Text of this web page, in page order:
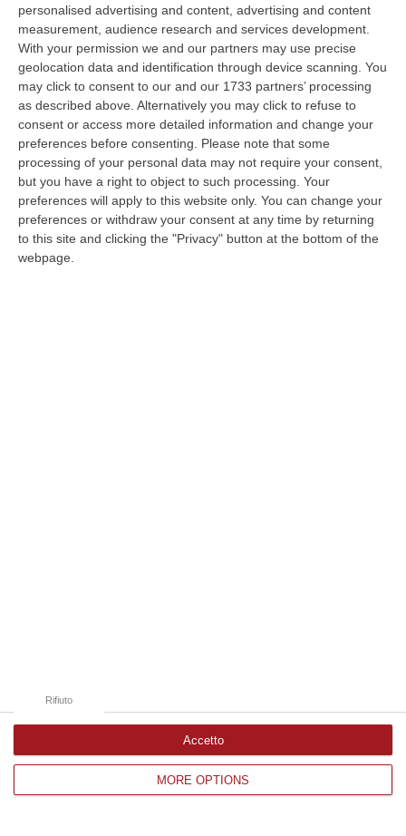
personalised advertising and content, advertising and content
measurement, audience research and services development.
With your permission we and our partners may use precise
geolocation data and identification through device scanning. You
may click to consent to our and our 1733 partners’ processing
as described above. Alternatively you may click to refuse to
consent or access more detailed information and change your
preferences before consenting.
Please note that some
processing of your personal data may not require your consent,
but you have a right to object to such processing. Your
preferences will apply to this website only. You can change your
preferences or withdraw your consent at any time by returning
to this site and clicking the "Privacy" button at the bottom of the
webpage.
MORE OPTIONS
Rifiuto
Accetto
09 Agosto, 9:32
Reggio Calabria, Zoppas: «Il Vinitaly È Uno Strumento Incredibile
Per Gli Imprenditori»
” REGGIO CALABRIA «La Calabria sta lavorando benissimo sulla filiera
del vino e deve continuare ad investire. Il vino italiano sta passando…
09 Agosto, 9:32
Incidente Sulla Strada Dei Due Mari Tra Lamezia E Marcellinara,
Cinque Feriti
“LAMEZIA TERME A causa di un incidente verificatosi al km 21,000 sulla
strada statale 280 “Dei Due Mari”, è provvisoriamente chiusa la car…
09 Agosto, 8:34
Corriere delle Calabria è una testata giornalistica di News&Com S.r.l